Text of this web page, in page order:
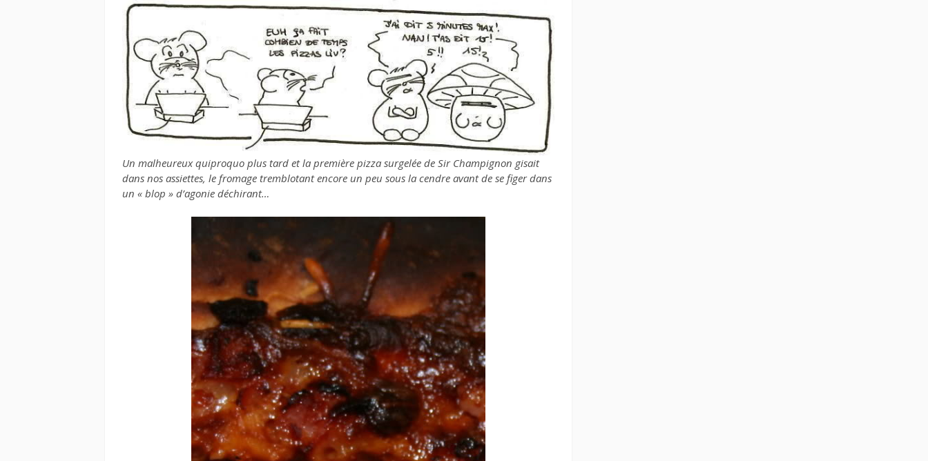
Un malheureux quiproquo plus tard et la première pizza surgelée de Sir Champignon gisait
dans nos assiettes, le fromage tremblotant encore un peu sous la cendre avant de se figer dans
un « blop » d’agonie déchirant…